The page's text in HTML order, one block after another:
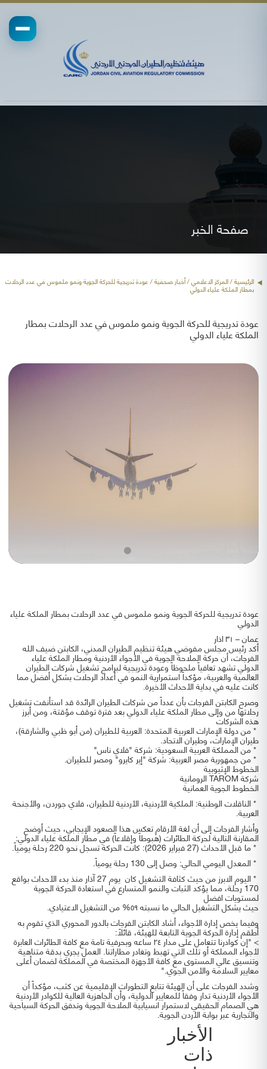
صفحة الخبر
الرئيسية/ المركز الاعلامي /أخبار صحفية/ عودة تدريجية للحركة الجوية ونمو ملموس في عدد الرحلات
بمطار الملكة علياء الدولي
عودة تدريجية للحركة الجوية ونمو ملموس في عدد الرحلات بمطار
الملكة علياء الدولي
عودة تدريجية للحركة الجوية ونمو ملموس في عدد الرحلات بمطار الملكة علياء
الدولي
عمان – ٣١ اذار
أكد رئيس مجلس مفوضي هيئة تنظيم الطيران المدني، الكابتن ضيف الله
الفرجات، أن حركة الملاحة الجوية في الأجواء الأردنية ومطار الملكة علياء
الدولي تشهد تعافياً ملحوظاً وعودة تدريجية لبرامج تشغيل شركات الطيران
العالمية والعربية، مؤكداً استمرارية النمو في أعداد الرحلات بشكل أفضل مما
كانت عليه في بداية الأحداث الأخيرة.
وصرح الكابتن الفرجات بأن عدداً من شركات الطيران الرائدة قد استأنفت تشغيل
رحلاتها من وإلى مطار الملكة علياء الدولي بعد فترة توقف مؤقتة، ومن أبرز
هذه الشركات
* من دولة الإمارات العربية المتحدة: العربية للطيران (من أبو ظبي والشارقة)،
طيران الإمارات، وطيران الاتحاد.
* من المملكة العربية السعودية: شركة "فلاي ناس"
* من جمهورية مصر العربية: شركة "إير كايرو" ومصر للطيران.
الخطوط الإثيوبية
شركة TAROM الرومانية
الخطوط الجوية العمانية
* الناقلات الوطنية: الملكية الأردنية، الأردنية للطيران، فلاي جوردن، والأجنحة
العربية.
وأشار الفرجات إلى أن لغة الأرقام تعكس هذا الصعود الإيجابي، حيث أوضح
المقارنة التالية لحركة الطائرات (هبوطاً وإقلاعاً) في مطار الملكة علياء الدولي:
* ما قبل الأحداث (27 فبراير 2026): كانت الحركة تسجل نحو 220 رحلة يومياً.
* المعدل اليومي الحالي: وصل إلى 130 رحلة يومياً.
* اليوم الابرز من حيث كثافة التشغيل كان يوم 27 آذار منذ بدء الأحداث بواقع
170 رحلة، مما يؤكد الثبات والنمو المتسارع في استعادة الحركة الجوية
لمستويات افضل
حيث يشكل التشغيل الحالي ما نسبته ٥٩% من التشغيل الاعتيادي.
وفيما يخص إدارة الأجواء، أشاد الكابتن الفرجات بالدور المحوري الذي تقوم به
أطقم إدارة الحركة الجوية التابعة للهيئة، قائلاً:
> "إن كوادرنا تتعامل على مدار ٢٤ ساعه وبحرفية تامة مع كافة الطائرات العابرة
لأجواء المملكة أو تلك التي تهبط وتغادر مطاراتنا. العمل يجري بدقة متناهية
وتنسيق عالي المستوى مع كافة الأجهزة المختصة في المملكة لضمان أعلى
معايير السلامة والأمن الجوي."
وشدد الفرجات على أن الهيئة تتابع التطورات الإقليمية عن كثب، مؤكداً أن
الأجواء الأردنية تدار وفقاً للمعايير الدولية، وأن الجاهزية العالية للكوادر الأردنية
هي الصمام الحقيقي لاستمرار انسيابية الملاحة الجوية وتدفق الحركة السياحية
والتجارية عبر بوابة الأردن الجوية.
الأخبار
ذات